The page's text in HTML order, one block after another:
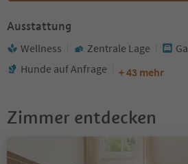
Ausstattung
Wellness Zentrale Lage
Hunde auf Anfrage
+ 43 mehr
Zimmer entdecken